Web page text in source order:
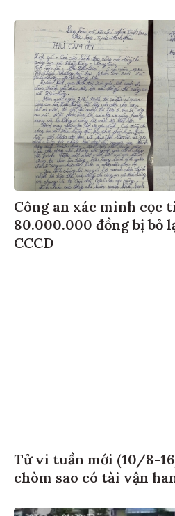
Công an xác minh cọc
80.000.000 đồng bị bỏ
CCCD
Tử vi tuần mới (10/8-
chòm sao có tài vận